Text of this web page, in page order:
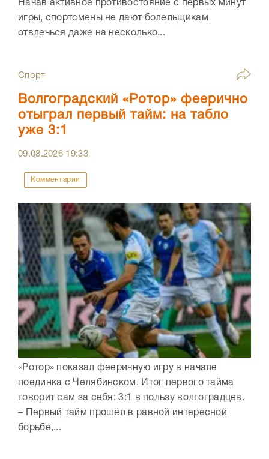
Начав активное противостояние с первых минут
игры, спортсмены не дают болельщикам
отвлечься даже на несколько...
Спорт
Волгоградский «Ротор» феерично
отыграл первый тайм: на табло
уже 3:1
09.08.2026 19:33
Комментарии
«Ротор» показал фееричную игру в начале
поединка с Челябинском. Итог первого тайма
говорит сам за себя: 3:1 в пользу волгоградцев.
– Первый тайм прошëл в равной интересной
борьбе,...